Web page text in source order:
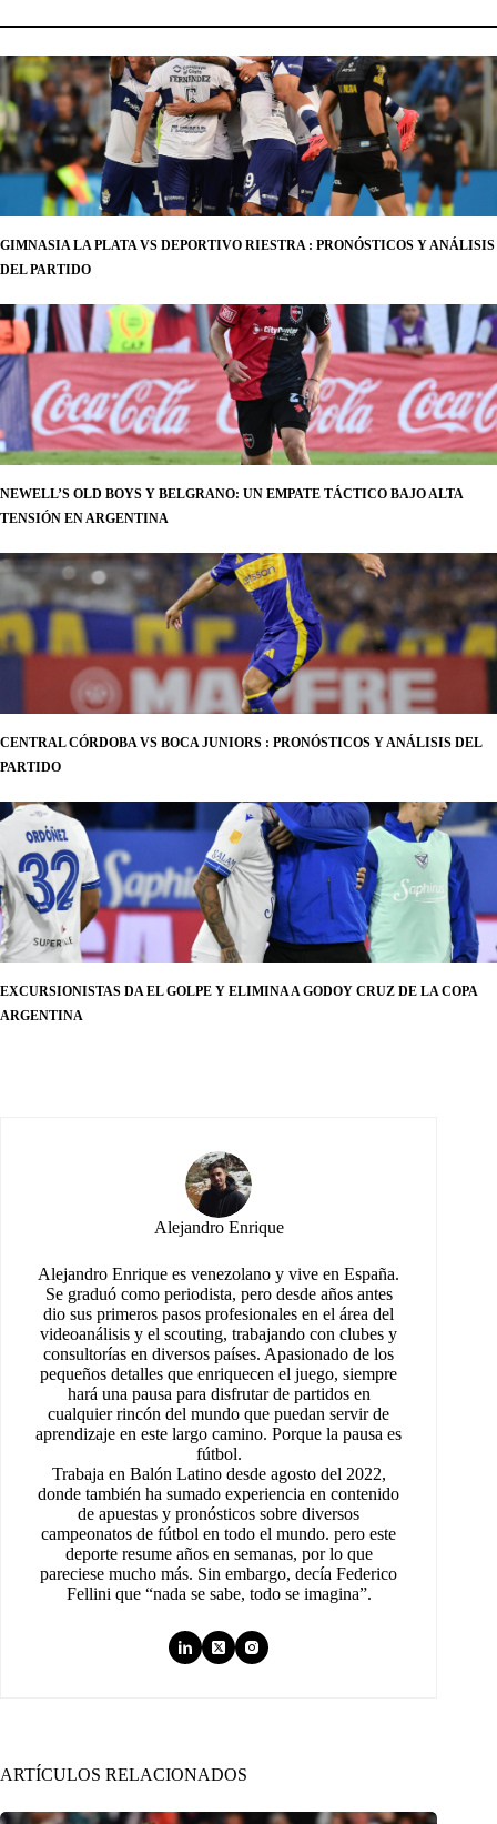
GIMNASIA LA PLATA VS DEPORTIVO RIESTRA : PRONÓSTICOS Y ANÁLISIS
DEL PARTIDO
NEWELL’S OLD BOYS Y BELGRANO: UN EMPATE TÁCTICO BAJO ALTA
TENSIÓN EN ARGENTINA
CENTRAL CÓRDOBA VS BOCA JUNIORS : PRONÓSTICOS Y ANÁLISIS DEL
PARTIDO
EXCURSIONISTAS DA EL GOLPE Y ELIMINA A GODOY CRUZ DE LA COPA
ARGENTINA
Alejandro Enrique
Alejandro Enrique es venezolano y vive en España.
Se graduó como periodista, pero desde años antes
dio sus primeros pasos profesionales en el área del
videoanálisis y el scouting, trabajando con clubes y
consultorías en diversos países. Apasionado de los
pequeños detalles que enriquecen el juego, siempre
hará una pausa para disfrutar de partidos en
cualquier rincón del mundo que puedan servir de
aprendizaje en este largo camino. Porque la pausa es
fútbol.
Trabaja en Balón Latino desde agosto del 2022,
donde también ha sumado experiencia en contenido
de apuestas y pronósticos sobre diversos
campeonatos de fútbol en todo el mundo. pero este
deporte resume años en semanas, por lo que
pareciese mucho más. Sin embargo, decía Federico
Fellini que “nada se sabe, todo se imagina”.
ARTÍCULOS RELACIONADOS